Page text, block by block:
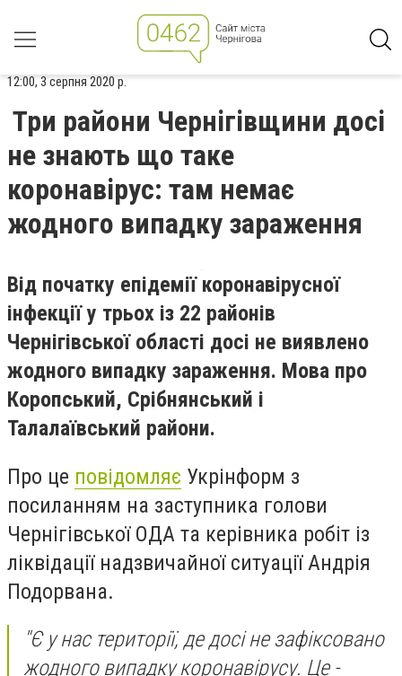
12:00, 3 серпня 2020 р.
Три райони Чернігівщини досі
не знають що таке
коронавірус: там немає
жодного випадку зараження
Від початку епідемії коронавірусної
інфекції у трьох із 22 районів
Чернігівської області досі не виявлено
жодного випадку зараження. Мова про
Коропський, Срібнянський і
Талалаївський райони.
Про це повідомляє Укрінформ з
посиланням на заступника голови
Чернігівської ОДА та керівника робіт із
ліквідації надзвичайної ситуації Андрія
Подорвана.
"Є у нас території, де досі не зафіксовано
жодного випадку коронавірусу. Це -